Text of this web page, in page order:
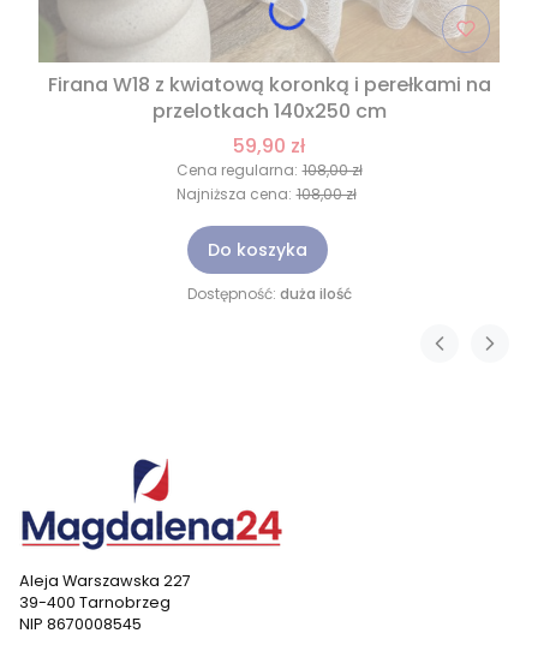
Firana W18 z kwiatową koronką i perełkami na
przelotkach 140x250 cm
59,90 zł
Cena regularna: 108,00 zł
Najniższa cena: 108,00 zł
Do koszyka
Dostępność: duża ilość
Aleja Warszawska 227
39-400 Tarnobrzeg
NIP 8670008545